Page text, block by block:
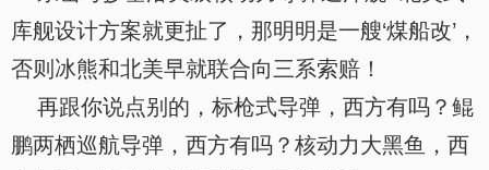
库舰设计方案就更扯了，那明明是一艘‘煤船改’，
否则冰熊和北美早就联合向三系索赔！
再跟你说点别的，标枪式导弹，西方有吗？鲲
鹏两栖巡航导弹，西方有吗？核动力大黑鱼，西